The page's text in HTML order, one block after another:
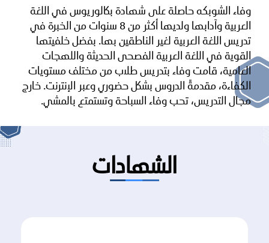
وفاء الشوبكه حاصلة على شهادة بكالوريوس في اللغة
العربية وآدابها ولديها أكثر من 8 سنوات من الخبرة في
تدريس اللغة العربية لغير الناطقين بها. بفضل خلفيتها
القوية في اللغة العربية الفصحى الحديثة واللهجات
العامية، قامت وفاء بتدريس طلاب من مختلف مستويات
الكفاءة، مقدمةً الدروس بشكل حضوري وعبر الإنترنت. خارج
مجال التدريس، تحب وفاء السباحة وتستمتع بالمشي.
الشهادات